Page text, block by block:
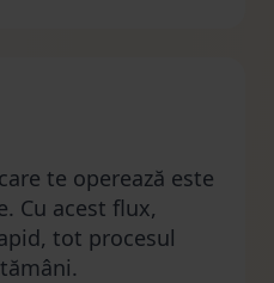
te operează este
Cu acest flux,
tot procesul